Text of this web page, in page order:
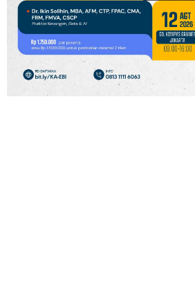
Harga Emas Antam Hari
Ini Stagnan di Level Rp
2.690.000 Per Gram
pada Minggu (9/8)
15
IHSG Diproyeksikan